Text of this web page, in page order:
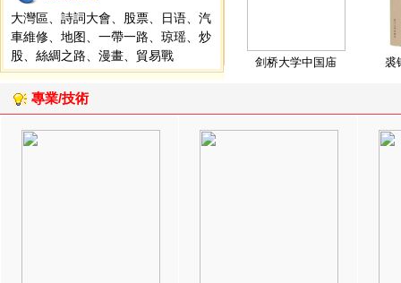
大灣區
詩詞大會 股票 日语
汽
車維修
地图 一帶一路 琼瑶
炒
股
絲綢之路 漫畫 貿易戰 剑桥大学中国庙 裘
專業/技術